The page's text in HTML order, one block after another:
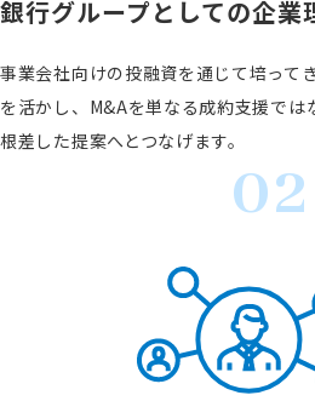
銀行グループとしての企業
事業会社向けの投融資を通じて培って
を活かし、M&Aを単なる成約支援では
根差した提案へとつなげます。